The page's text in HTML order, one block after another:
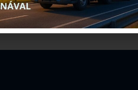
ertekesito-